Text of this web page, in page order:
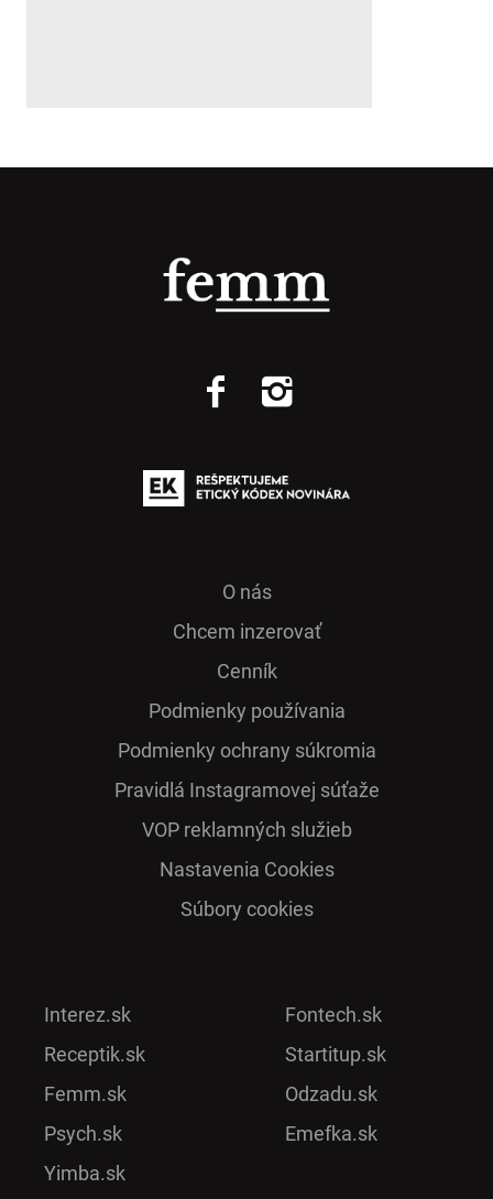
O nás
Chcem inzerovať
Cenník
Podmienky používania
Podmienky ochrany súkromia
Pra­vidlá Ins­ta­gra­mo­vej sú­ťaže
VOP reklamných služieb
Nastavenia Cookies
Súbory cookies
Interez.sk
Receptik.sk
Femm.sk
Psych.sk
Yimba.sk
Fontech.sk
Startitup.sk
Odzadu.sk
Emefka.sk